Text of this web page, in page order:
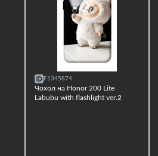
F1345874
Чохол на Honor 200 Lite
Labubu with flashlight ver.2